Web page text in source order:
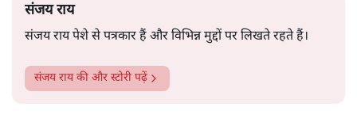
संजय राय
संजय राय पेशे से पत्रकार हैं और विभिन्न मुद्दों पर लिखते रहते हैं।
संजय रायकी और स्टोरी पढ़ें